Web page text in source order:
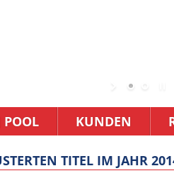
POOL KUNDEN
TITEL IM JAHR